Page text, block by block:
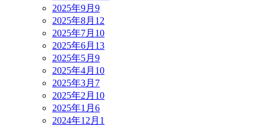
2025年9月 9
2025年8月 12
2025年7月 10
2025年6月 13
2025年5月 9
2025年4月 10
2025年3月 7
2025年2月 10
2025年1月 6
2024年12月 1